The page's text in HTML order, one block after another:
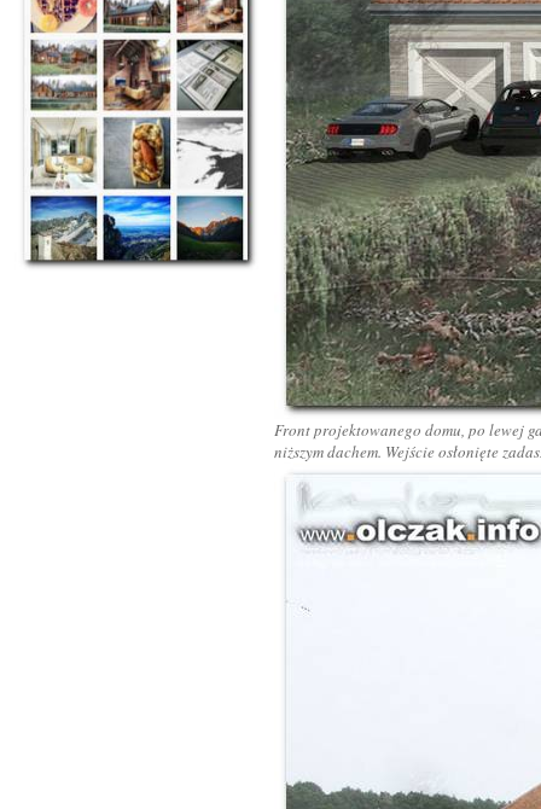
Front projektowanego domu, po lewej
niższym dachem. Wejście osłonięte